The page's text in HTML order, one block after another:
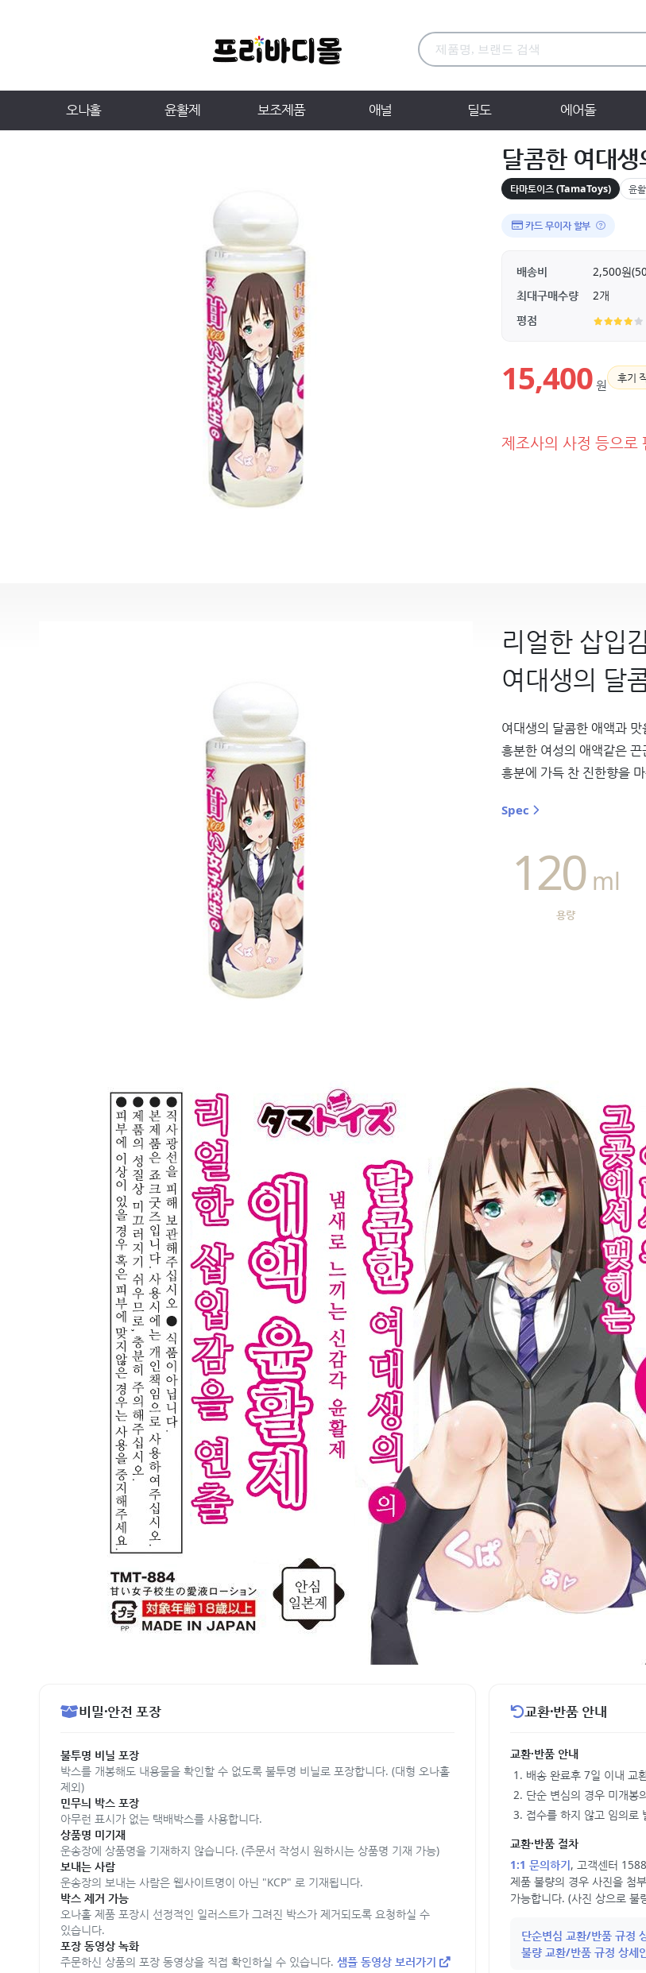
오나홀 윤활제 보조제품 애널 딜도 에어돌
달콤한 여대
타마토이즈 (TamaToys) 윤
카드 무이자 할부
배송비
2,500원
최대구매수량
2개
평점
15,400 원 후기
제조사의 사정 등으로
리얼한 삽입
여대생의 달
여대생의 달콤한 애액과
흥분한 여성의 애액같은
흥분에 가득 찬 진한향을
Spec
용량
120 ml
비밀·안전 포장
불투명 비닐 포장
박스를 개봉해도 내용물을 확인할 수 없도록 불투명 비닐로 포장합니다. (대형 오나홀
제외)
민무늬 박스 포장
아무런 표시가 없는 택배박스를 사용합니다.
상품명 미기재
운송장에 상품명을 기재하지 않습니다. (주문서 작성시 원하시는 상품명 기재 가능)
보내는 사람
운송장의 보내는 사람은 웹사이트명이 아닌 "KCP" 로 기재됩니다.
박스 제거 가능
오나홀 제품 포장시 선정적인 일러스트가 그려진 박스가 제거되도록 요청하실 수
있습니다.
포장 동영상 녹화
주문하신 상품의 포장 동영상을 직접 확인하실 수 있습니다. 샘플 동영상 보러가기
교환·반품 안내
교환·반품 안내
배송 완료후 7일 이내 교
단순 변심의 경우 미개봉
접수를 하지 않고 임의로
교환·반품 절차
1:1 문의하기, 고객센터
제품 불량의 경우 사진을 첨
가능합니다. (사진 상으로 불
단순변심 교환/반품 규정
불량 교환/반품 규정 상세